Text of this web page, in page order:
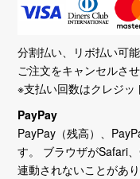
分割払い、リボ払い可
ご注文をキャンセルさ
※支払い回数はクレジッ
PayPay
PayPay（残高）、
す。 ブラウザがSafari
連動されないことがあ